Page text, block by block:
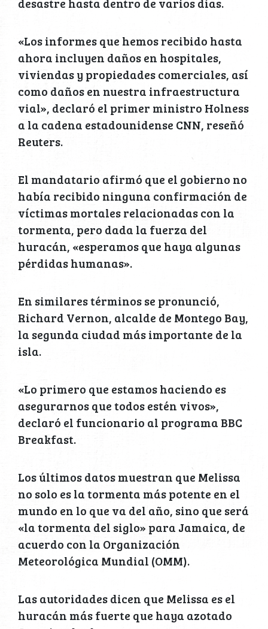
«Los informes que hemos recibido hasta
ahora incluyen daños en hospitales,
viviendas y propiedades comerciales, así
como daños en nuestra infraestructura
vial», declaró el primer ministro Holness
a la cadena estadounidense CNN, reseñó
Reuters.
El mandatario afirmó que el gobierno no
había recibido ninguna confirmación de
víctimas mortales relacionadas con la
tormenta, pero dada la fuerza del
huracán, «esperamos que haya algunas
pérdidas humanas».
En similares términos se pronunció,
Richard Vernon, alcalde de Montego Bay,
la segunda ciudad más importante de la
isla.
«Lo primero que estamos haciendo es
asegurarnos que todos estén vivos»,
declaró el funcionario al programa BBC
Breakfast.
Los últimos datos muestran que Melissa
no solo es la tormenta más potente en el
mundo en lo que va del año, sino que será
«la tormenta del siglo» para Jamaica, de
acuerdo con la Organización
Meteorológica Mundial (OMM).
Las autoridades dicen que Melissa es el
huracán más fuerte que haya azotado